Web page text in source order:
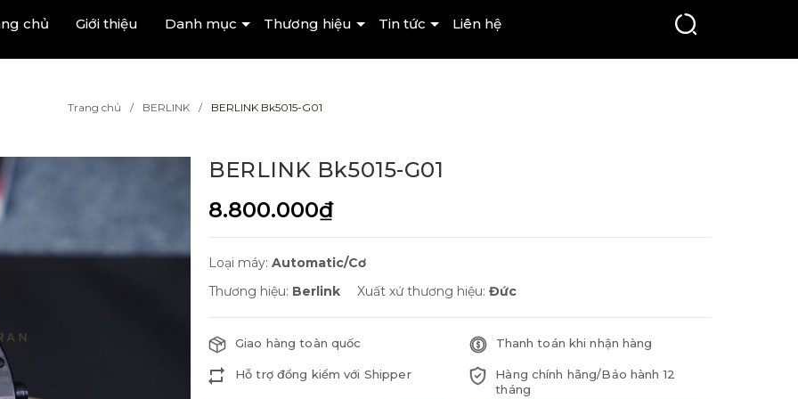
chủ Giới thiệu Danh mục Thương hiệu Tin tức Liên hệ
Trang chủ BERLINK BERLINK Bk5015-G01
BERLINK Bk5015-G01
8.800.000₫
Loại máy: Automatic/Cơ
Thương hiệu: Berlink Xuất xứ thương hiệu: Đức
Giao hàng toàn quốc Thanh toán khi nhận hàng
Hỗ trợ đồng kiểm với Shipper
Hàng chính hãng/Bảo hành 12
tháng